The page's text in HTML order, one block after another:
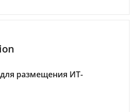
размещения ИТ-